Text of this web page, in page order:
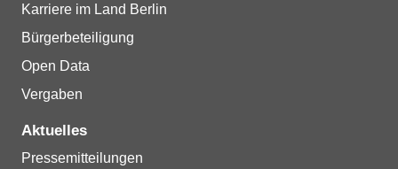
Karriere im Land Berlin
Bürgerbeteiligung
Open Data
Vergaben
Aktuelles
Pressemitteilungen